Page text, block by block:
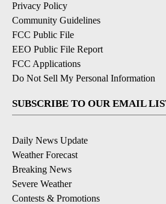
Privacy Policy
Community Guidelines
FCC Public File
EEO Public File Report
FCC Applications
Do Not Sell My Personal Information
SUBSCRIBE TO OUR EMAIL
Daily News Update
Weather Forecast
Breaking News
Severe Weather
Contests & Promotions